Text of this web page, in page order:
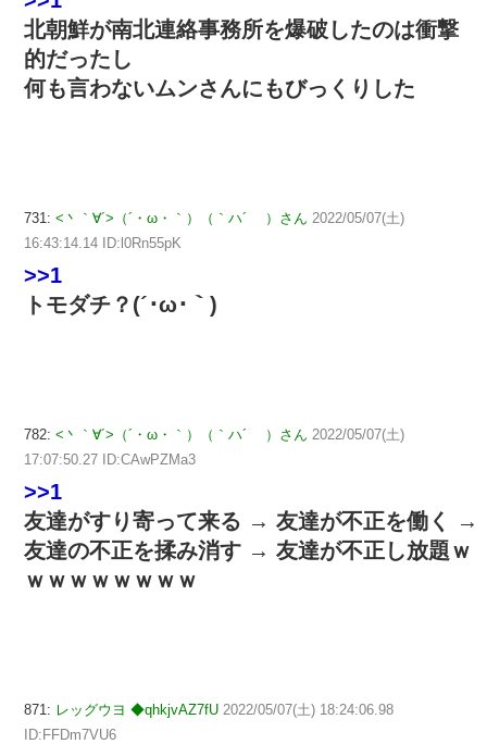
北朝鮮が南北連絡事務所を爆破したのは衝撃
的だったし
何も言わないムンさんにもびっくりした
731: <丶｀∀´>（´・ω・｀）（｀ハ´ ）さん 2022/05/07(土)
16:43:14.14 ID:l0Rn55pK
>>1
トモダチ？(´･ω･｀)
782: <丶｀∀´>（´・ω・｀）（｀ハ´ ）さん 2022/05/07(土)
17:07:50.27 ID:CAwPZMa3
>>1
友達がすり寄って来る → 友達が不正を働く →
友達の不正を揉み消す → 友達が不正し放題ｗ
ｗｗｗｗｗｗｗｗ
871: レッグウヨ ◆qhkjvAZ7fU 2022/05/07(土) 18:24:06.98
ID:FFDm7VU6